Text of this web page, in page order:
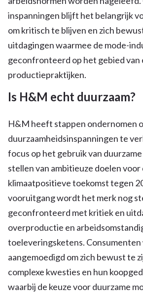
inspanningen blijft het belangrijk
om kritisch te blijven en zich
uitdagingen waarmee de mode-
geconfronteerd op het gebied van
productiepraktijken.
Is H&M echt duurzaam?
H&M heeft stappen ondernomen
duurzaamheidsinspanningen te
focus op het gebruik van
stellen van ambitieuze doelen
klimaatpositieve toekomst tegen
vooruitgang wordt het merk nog
geconfronteerd met kritiek en
overproductie en
toeleveringsketens.
aangemoedigd om zich bewust te
complexe kwesties en hun
waarbij de keuze voor duurzame